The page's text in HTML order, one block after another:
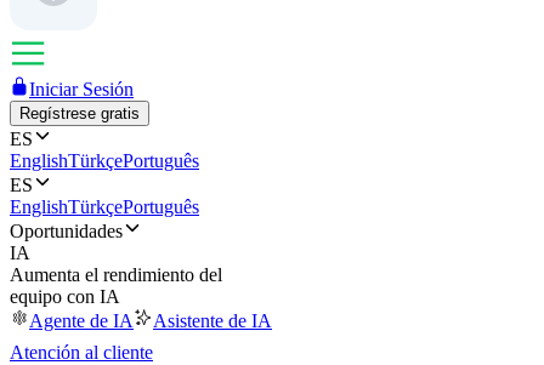
Iniciar Sesión
Regístrese gratis
ES
EnglishTürkçePortuguês
ES
EnglishTürkçePortuguês
Oportunidades
IA
Aumenta el rendimiento del
equipo con IA
Agente de IA
Asistente de IA
Atención al cliente